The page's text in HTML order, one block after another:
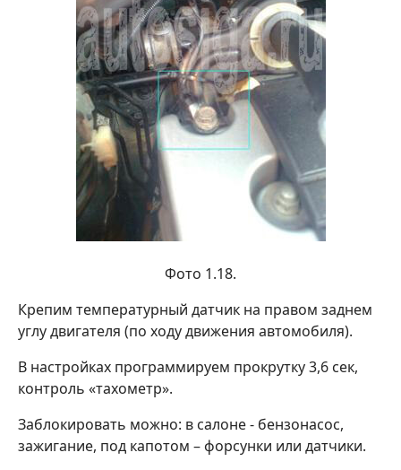
Фото 1.18.
Крепим температурный датчик на правом заднем
углу двигателя (по ходу движения автомобиля).
В настройках программируем прокрутку 3,6 сек,
контроль «тахометр».
Заблокировать можно: в салоне - бензонасос,
зажигание, под капотом – форсунки или датчики.